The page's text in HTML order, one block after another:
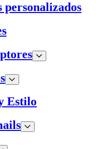
personalizados
Estilo